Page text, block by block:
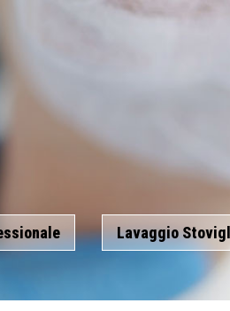
tecnica inclusi.
Lavaggio